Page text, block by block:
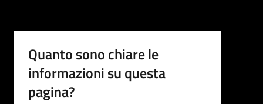
Quanto sono chiare le
informazioni su questa
pagina?